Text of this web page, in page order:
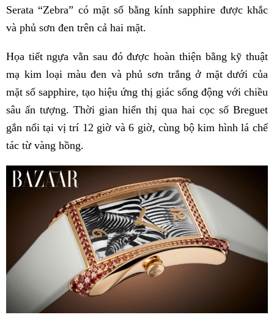
Serata “Zebra” có mặt số bằng kính sapphire được khắc
và phủ sơn đen trên cả hai mặt.
Họa tiết ngựa vằn sau đó được hoàn thiện bằng kỹ thuật
mạ kim loại màu đen và phủ sơn trắng ở mặt dưới của
mặt số sapphire, tạo hiệu ứng thị giác sống động với chiều
sâu ấn tượng. Thời gian hiển thị qua hai cọc số Breguet
gắn nổi tại vị trí 12 giờ và 6 giờ, cùng bộ kim hình lá chế
tác từ vàng hồng.